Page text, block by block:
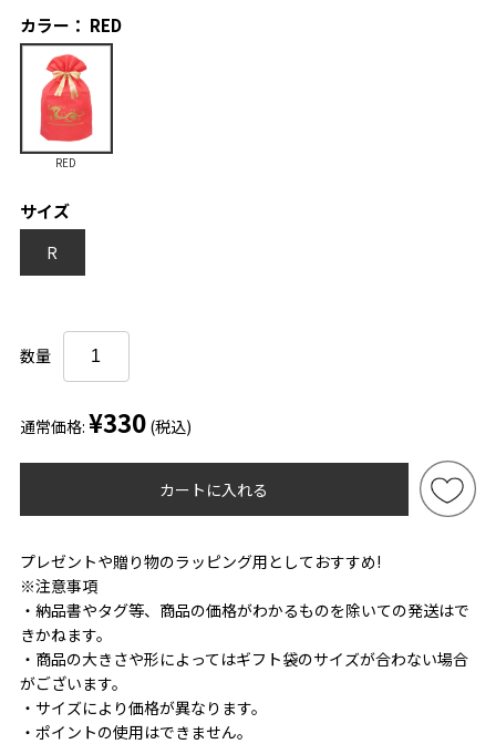
カラー： RED
RED
サイズ
R
数量
通常価格: ¥330 (税込)
カートに入れる
プレゼントや贈り物のラッピング用としておすすめ!
※注意事項
・納品書やタグ等、商品の価格がわかるものを除いての発送はで
きかねます。
・商品の大きさや形によってはギフト袋のサイズが合わない場合
がございます。
・サイズにより価格が異なります。
・ポイントの使用はできません。